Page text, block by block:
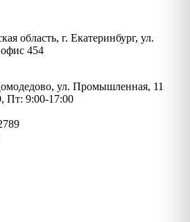
область, г. Екатеринбург, ул.
454
ул. Промышленная, 11
Пт: 9:00-17:00